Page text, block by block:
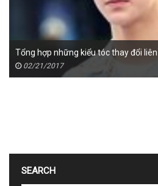
Tổng hợp những kiểu tóc thay đổi
02/21/2017
SEARCH